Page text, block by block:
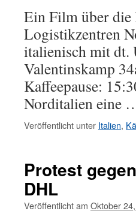
Ein Film über
Logistikzentren
italienisch mit dt.
Valentinskamp
Kaffeepause:
Norditalien eine
Veröffentlicht unter Italien,
Protest
DHL
Veröffentlicht am Oktober